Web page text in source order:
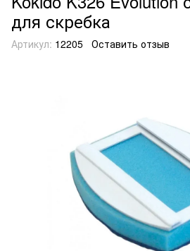
для скребка
Артикул: 12205 Оставить отзыв